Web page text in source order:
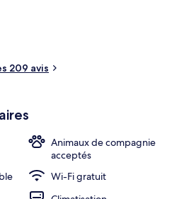
209 avis
Animaux de compagnie
acceptés
Wi-Fi gratuit